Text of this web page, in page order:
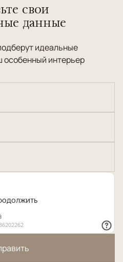
свои
данные
идеальные
особенный интерьер